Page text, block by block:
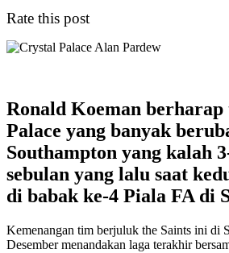
Rate this post
Ronald Koeman
Palace yang banyak
Southampton yang kalah
sebulan yang lalu saat
di babak ke-4 Piala FA di
Kemenangan tim berjuluk the Saints ini di
Desember menandakan laga terakhir